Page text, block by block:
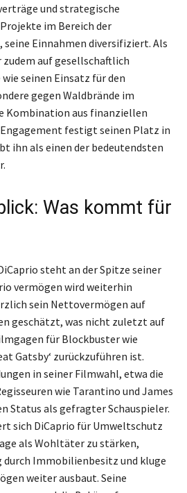
und strategische
im Bereich der
seine Einnahmen diversifiziert. Als
auf gesellschaftlich
seinen Einsatz für den
gegen Waldbrände im
Kombination aus finanziellen
festigt seinen Platz in
ihn als einen der bedeutendsten
Was kommt für
steht an der Spitze seiner
vermögen wird weiterhin
sein Nettovermögen auf
geschätzt, was nicht zuletzt auf
für Blockbuster wie
Gatsby‘ zurückzuführen ist.
in seiner Filmwahl, etwa die
wie Tarantino und James
Status als gefragter Schauspieler.
sich DiCaprio für Umweltschutz
als Wohltäter zu stärken,
Immobilienbesitz und kluge
weiter ausbaut. Seine